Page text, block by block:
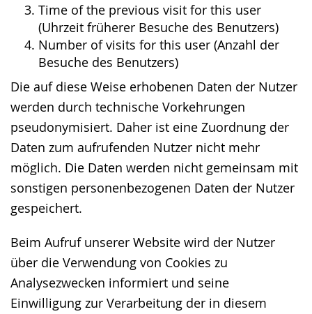
Time of the previous visit for this user
(Uhrzeit früherer Besuche des Benutzers)
Number of visits for this user (Anzahl der
Besuche des Benutzers)
Die auf diese Weise erhobenen Daten der Nutzer
werden durch technische Vorkehrungen
pseudonymisiert. Daher ist eine Zuordnung der
Daten zum aufrufenden Nutzer nicht mehr
möglich. Die Daten werden nicht gemeinsam mit
sonstigen personenbezogenen Daten der Nutzer
gespeichert.
Beim Aufruf unserer Website wird der Nutzer
über die Verwendung von Cookies zu
Analysezwecken informiert und seine
Einwilligung zur Verarbeitung der in diesem